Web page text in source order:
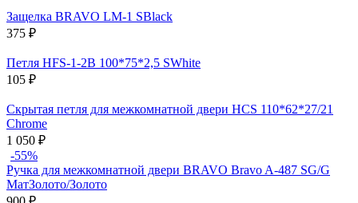
Защелка BRAVO LM-1 SBlack
375 ₽
Петля HFS-1-2B 100*75*2,5 SWhite
105 ₽
Скрытая петля для межкомнатной двери HCS 110*62*27/21
Chrome
1 050 ₽
-55%
Ручка для межкомнатной двери BRAVO Bravo A-487 SG/G
МатЗолото/Золото